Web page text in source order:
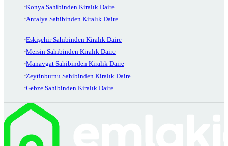
Konya Sahibinden Kiralık Daire
Antalya Sahibinden Kiralık Daire
Eskişehir Sahibinden Kiralık Daire
Mersin Sahibinden Kiralık Daire
Manavgat Sahibinden Kiralık Daire
Zeytinburnu Sahibinden Kiralık Daire
Gebze Sahibinden Kiralık Daire